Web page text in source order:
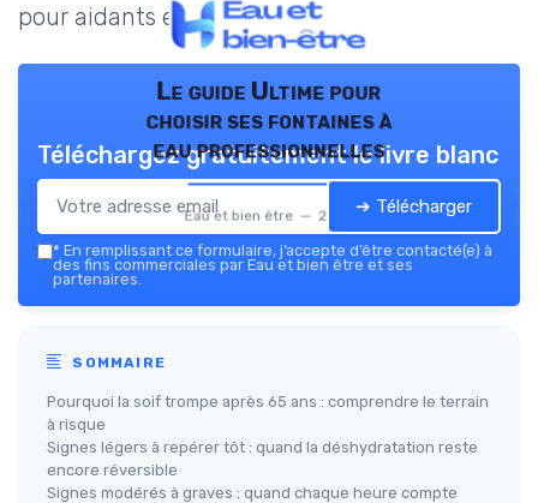
pour aidants et EHPAD.
Le guide Ultime pour
choisir ses fontaines à
eau professionnelles
Eau et bien être — 2026
Téléchargez gratuitement le livre blanc
➔ Télécharger
* En remplissant ce formulaire, j’accepte d’être contacté(e) à
des fins commerciales par Eau et bien être et ses
partenaires.
SOMMAIRE
Pourquoi la soif trompe après 65 ans : comprendre le terrain
à risque
Signes légers à repérer tôt : quand la déshydratation reste
encore réversible
Signes modérés à graves : quand chaque heure compte